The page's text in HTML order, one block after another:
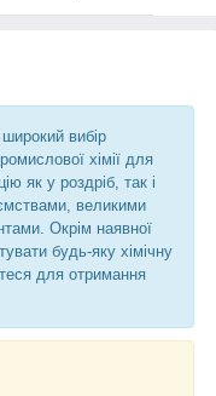
вибір
хімії для
як у роздріб, так і
великими
Окрім наявної
будь-яку хімічну
для отримання